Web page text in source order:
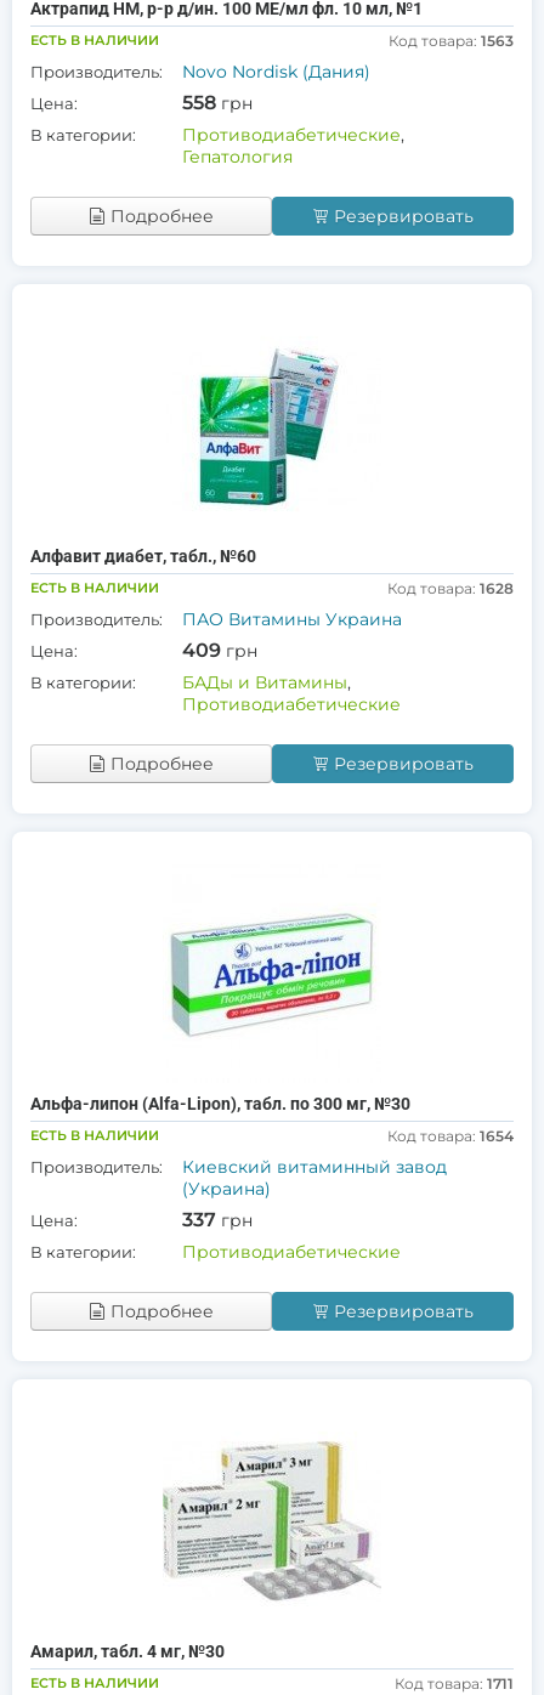
Актрапид НМ, р-р д/ин. 100 МЕ/мл фл. 10 мл, №1
ЕСТЬ В НАЛИЧИИ Код товара: 1563
Производитель: Novo Nordisk (Дания)
Цена: 558 грн
В категории: Противодиабетические,
Гепатология
Подробнее Резервировать
Алфавит диабет, табл., №60
ЕСТЬ В НАЛИЧИИ Код товара: 1628
Производитель: ПАО Витамины Украина
Цена: 409 грн
В категории: БАДы и Витамины,
Противодиабетические
Подробнее Резервировать
Альфа-липон (Alfa-Lipon), табл. по 300 мг, №30
ЕСТЬ В НАЛИЧИИ Код товара: 1654
Производитель:
Киевский витаминный завод
(Украина)
Цена: 337 грн
В категории: Противодиабетические
Подробнее Резервировать
Амарил, табл. 4 мг, №30
ЕСТЬ В НАЛИЧИИ Код товара: 1711